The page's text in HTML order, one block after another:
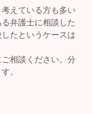
えている方も多い
弁護士に相談した
たというケースは
相談ください。分
。